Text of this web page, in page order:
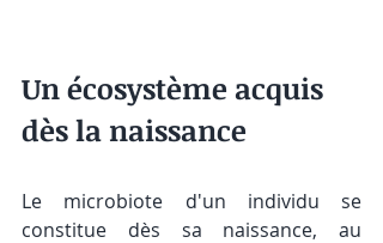
Un écosystème acquis
dès la naissance
Le microbiote d'un individu se